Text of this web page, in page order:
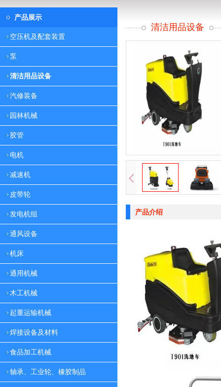
产品展示
空压机及配套装置
泵
清洁用品设备
汽修装备
园林机械
胶管
电机
减速机
皮带轮
发电机组
通风设备
机床
通用机械
木工机械
起重运输机械
焊接设备及材料
食品加工机械
轴承、工业轮、橡胶制品
清洁用品设备
产品介绍